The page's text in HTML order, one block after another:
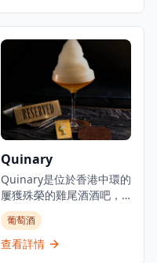
門口卸下盔甲，展現真實
脆弱的自己」。空間設有
獨特的圓形艙門式入口，
猶如「中世紀現代洞
穴」，設有多個座位區
域，包括俯瞰亞畢諾道的
熱門窗邊角落。Salon 10
逢星期三至六晚上7時至凌
晨2時營業，舉辦各種活
動，包括現場音樂、DJ、
舞蹈表演和魔術表演，同
時提供雞尾酒和分享菜式
。場所保持低照明以營造
舒適親密的氛圍，被譽為
Quinary
Quinary是位於香港中環的
屢獲殊榮的雞尾酒酒吧，
以其創新的分子調酒技術
和創意雞尾酒製作方法而
聞名。酒吧將科學技術與
葡萄酒
查看詳情